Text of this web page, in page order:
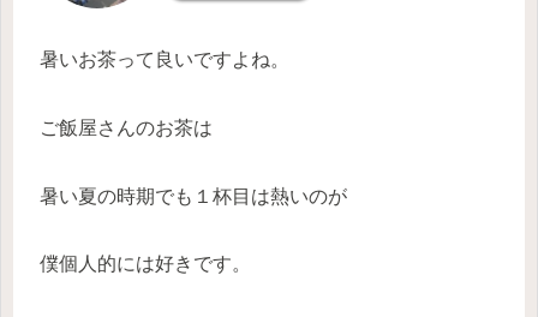
暑いお茶って良いですよね。
ご飯屋さんのお茶は
暑い夏の時期でも１杯目は熱いのが
僕個人的には好きです。